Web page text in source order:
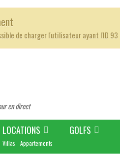
de charger l'utilisateur ayant l'ID 93
en direct
LOCATIONS
Villas - Appartements
GOLFS